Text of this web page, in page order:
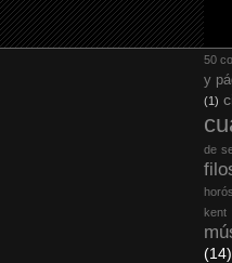
50
y
(1)
de
kent
(14)